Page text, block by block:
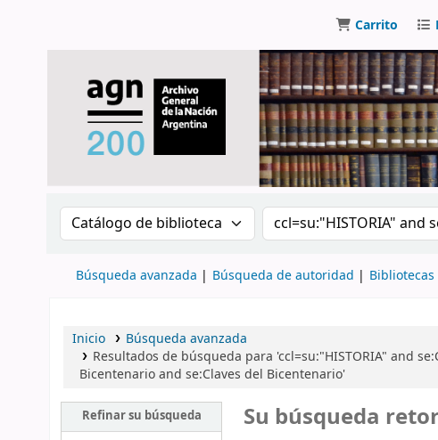
Carrito
Buscar en el catálogo por: Buscar en el catálogo
Búsqueda avanzada Búsqueda de autoridad Bibliotecas
Inicio
Búsqueda avanzada
Resultados de búsqueda para 'ccl=su:"HISTORIA" and
Bicentenario and se:Claves del Bicentenario'
Refinar su búsqueda Su búsqueda